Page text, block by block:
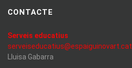
CONTACTE
Serveis educatius
serveiseducatius@espaiguinovart.cat
Lluisa Gabarra